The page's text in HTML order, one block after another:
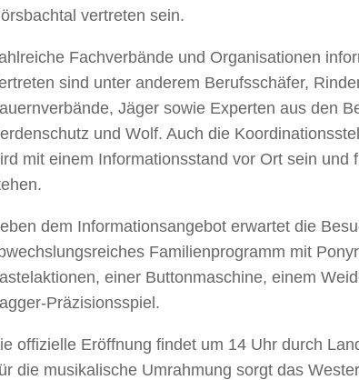
vertreten sein.
Fachverbände und Organisationen
sind unter anderem Berufsschäfer,
Jäger sowie Experten aus den
und Wolf. Auch die
mit einem Informationsstand vor Ort sein und
dem Informationsangebot erwartet die
Familienprogramm mit
einer Buttonmaschine, einem
Präzisionsspiel.
offizielle Eröffnung findet um 14 Uhr durch
die musikalische Umrahmung sorgt das